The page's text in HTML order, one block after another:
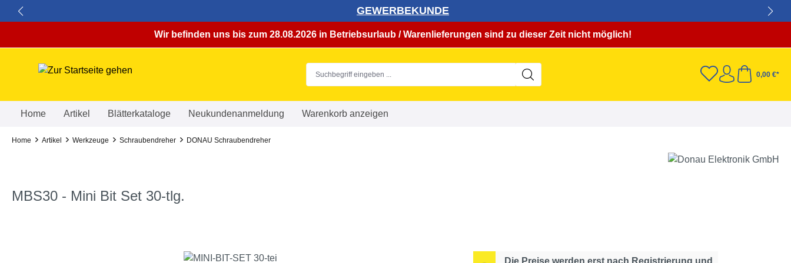
GEWERBEKUNDE
Wir befinden uns bis zum 28.08.2026 in Betriebsurlaub / Warenlieferungen sind zu dieser Zeit nicht möglich!
0,00 €*
Home Artikel Blätterkataloge Neukundenanmeldung Warenkorb anzeigen
Home Artikel Werkzeuge Schraubendreher DONAU Schraubendreher
MBS30 - Mini Bit Set 30-tlg.
Die Preise werden erst nach Registrierung und